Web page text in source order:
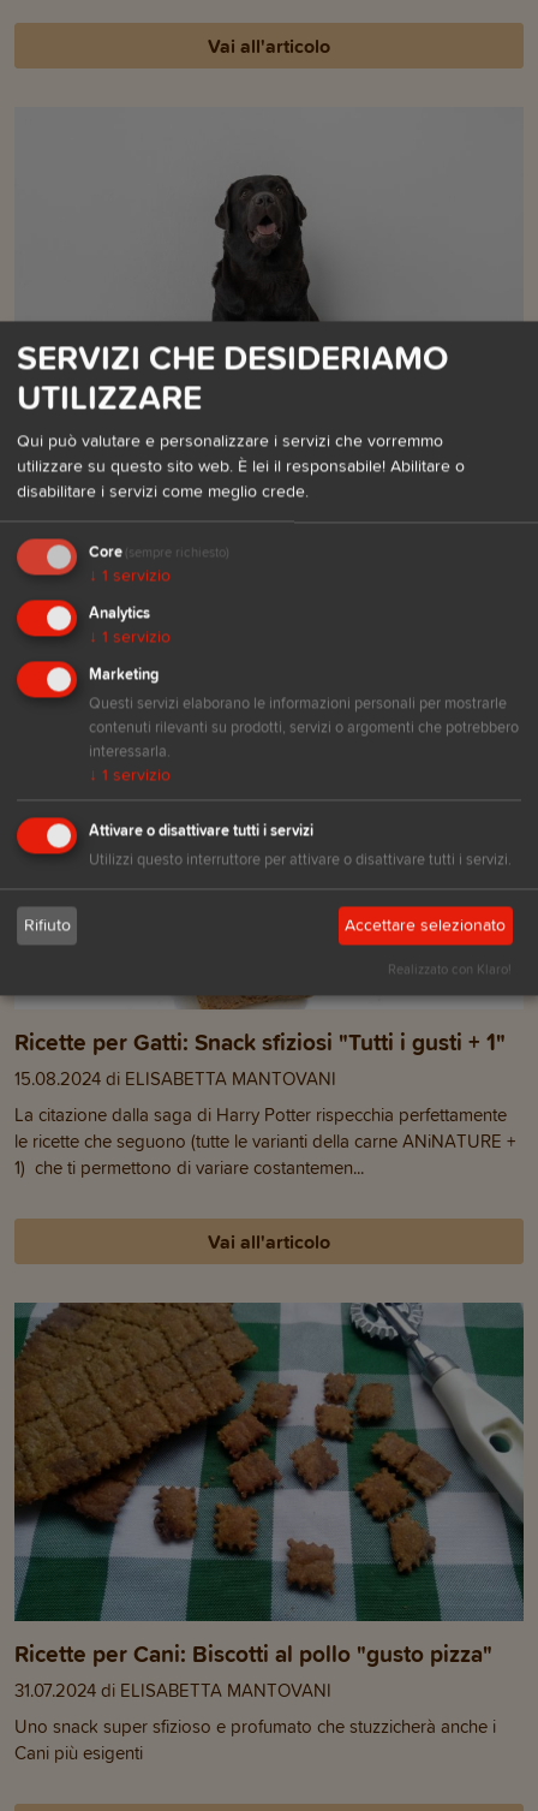
Vai all'articolo
Ricette per Cani: Snack light grain free e gluten
free
Piccoli biscotti gustosi e salutari senza glutine e senza cereali
Ricette per Gatti: Snack sfiziosi "Tutti i gusti + 1"
15.08.2024 di ELISABETTA MANTOVANI
La citazione dalla saga di Harry Potter rispecchia perfettamente
le ricette che seguono (tutte le varianti della carne ANiNATURE +
1) che ti permettono di variare costantemen...
Vai all'articolo
Ricette per Cani: Biscotti al pollo "gusto pizza"
31.07.2024 di ELISABETTA MANTOVANI
Uno snack super sfizioso e profumato che stuzzicherà anche i
Cani più esigenti
SERVIZI CHE DESIDERIAMO
UTILIZZARE
Qui può valutare e personalizzare i servizi che vorremmo
utilizzare su questo sito web. È lei il responsabile! Abilitare o
disabilitare i servizi come meglio crede.
Core (sempre richiesto)
↓ 1 servizio
Analytics
↓ 1 servizio
Marketing
Questi servizi elaborano le informazioni personali per mostrarle
contenuti rilevanti su prodotti, servizi o argomenti che potrebbero
interessarla.
↓ 1 servizio
Attivare o disattivare tutti i servizi
Utilizzi questo interruttore per attivare o disattivare tutti i servizi.
Rifiuto Accettare selezionato
Realizzato con Klaro!